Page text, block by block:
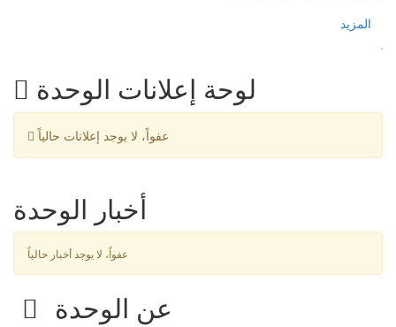
المزيد
لوحة إعلانات الوحدة
عفواً، لا يوجد إعلانات حالياً
أخبار الوحدة
عفواً، لا يوجد أخبار حالياً
عن الوحدة